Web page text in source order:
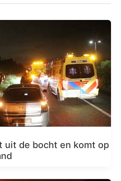
uit de bocht en komt op